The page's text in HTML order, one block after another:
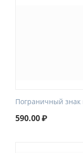
Пограничный знак
590.00₽